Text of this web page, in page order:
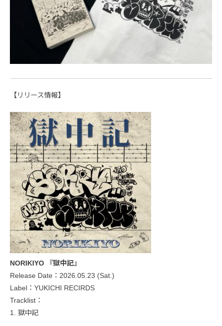
【リリース情報】
NORIKIYO 『獄中記』
Release Date：2026.05.23 (Sat.)
Label：YUKICHI RECIRDS
Tracklist：
1. 獄中記